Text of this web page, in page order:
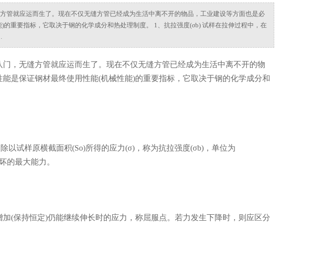
管就应运而生了。现在不仅无缝方管已经成为生活中离不开的物品，工业建设等方面也是必
重要指标，它取决于钢的化学成分和热处理制度。 1、抗拉强度(σb) 试样在拉伸过程中，在
，无缝方管就应运而生了。现在不仅无缝方管已经成为生活中离不开的物
是保证钢材最终使用性能(机械性能)的重要指标，它取决于钢的化学成分和
以试样原横截面积(So)所得的应力(σ)，称为抗拉强度(σb)，单位为
的最大能力。
(保持恒定)仍能继续伸长时的应力，称屈服点。若力发生下降时，则应区分